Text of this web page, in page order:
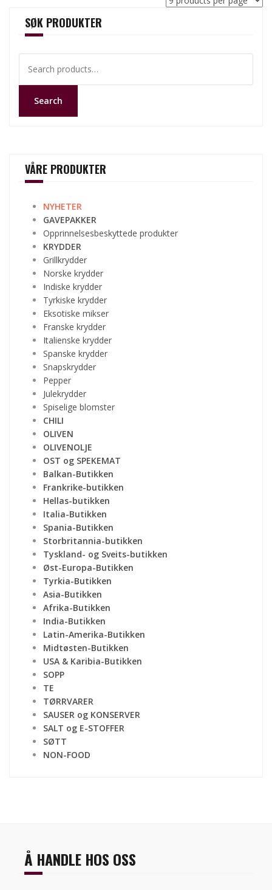
SØK PRODUKTER
for:
Search
VÅRE PRODUKTER
NYHETER
GAVEPAKKER
Opprinnelsesbeskyttede produkter
KRYDDER
Grillkrydder
Norske krydder
Indiske krydder
Tyrkiske krydder
Eksotiske mikser
Franske krydder
Italienske krydder
Spanske krydder
Snapskrydder
Pepper
Julekrydder
Spiselige blomster
CHILI
OLIVEN
OLIVENOLJE
OST og SPEKEMAT
Balkan-Butikken
Frankrike-butikken
Hellas-butikken
Italia-Butikken
Spania-Butikken
Storbritannia-butikken
Tyskland- og Sveits-butikken
Øst-Europa-Butikken
Tyrkia-Butikken
Asia-Butikken
Afrika-Butikken
India-Butikken
Latin-Amerika-Butikken
Midtøsten-Butikken
USA & Karibia-Butikken
SOPP
TE
TØRRVARER
SAUSER og KONSERVER
SALT og E-STOFFER
SØTT
NON-FOOD
Å HANDLE HOS OSS